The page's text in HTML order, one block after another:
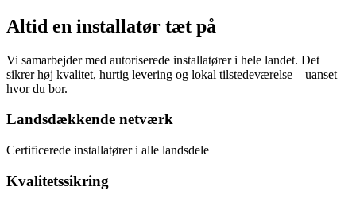
Altid en installatør tæt på
Vi samarbejder med autoriserede installatører i hele landet. Det
sikrer høj kvalitet, hurtig levering og lokal tilstedeværelse – uanset
hvor du bor.
Landsdækkende netværk
Certificerede installatører i alle landsdele
Kvalitetssikring